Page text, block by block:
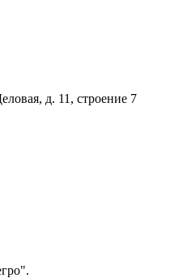
д. 11, строение 7